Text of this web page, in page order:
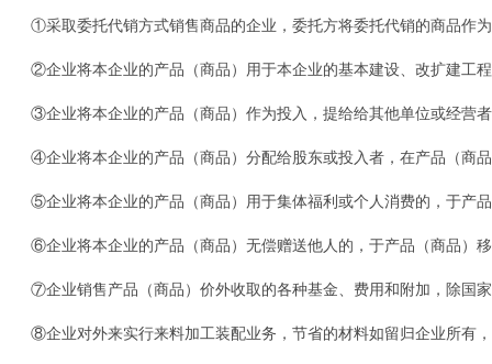
①采取委托代销方式销售商品的企业，委托方将委托代销的商品作
②企业将本企业的产品（商品）用于本企业的基本建设、改扩建工
③企业将本企业的产品（商品）作为投入，提给给其他单位或经营
④企业将本企业的产品（商品）分配给股东或投入者，在产品（商
⑤企业将本企业的产品（商品）用于集体福利或个人消费的，于产
⑥企业将本企业的产品（商品）无偿赠送他人的，于产品（商品）
⑦企业销售产品（商品）价外收取的各种基金、费用和附加，除国
⑧企业对外来实行来料加工装配业务，节省的材料如留归企业所有